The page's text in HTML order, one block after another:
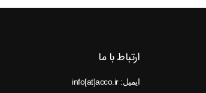
ارتباط با ما
ایمیل: info[at]acco.ir